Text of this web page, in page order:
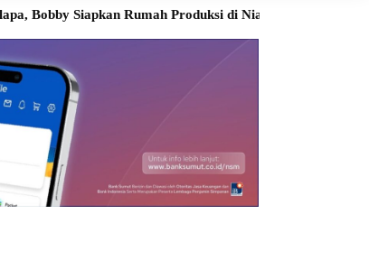
Rumah Produksi di Nias Utara INALUM Siapkan